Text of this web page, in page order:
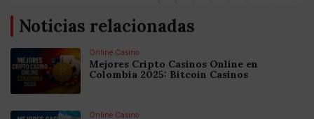
Noticias relacionadas
Online Casino
Mejores Cripto Casinos Online en
Colombia 2025: Bitcoin Casinos
Online Casino